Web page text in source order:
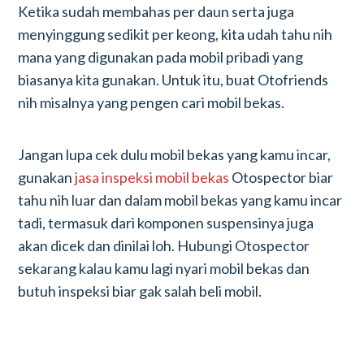
Ketika sudah membahas per daun serta juga
menyinggung sedikit per keong, kita udah tahu nih
mana yang digunakan pada mobil pribadi yang
biasanya kita gunakan. Untuk itu, buat Otofriends
nih misalnya yang pengen cari mobil bekas.
Jangan lupa cek dulu mobil bekas yang kamu incar,
gunakanjasa inspeksi mobil bekas Otospector biar
tahu nih luar dan dalam mobil bekas yang kamu incar
tadi, termasuk dari komponen suspensinya juga
akan dicek dan dinilai loh. Hubungi Otospector
sekarang kalau kamu lagi nyari mobil bekas dan
butuh inspeksi biar gak salah beli mobil.